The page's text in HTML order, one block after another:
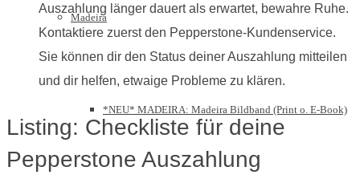
Madeira
*NEU* MADEIRA: Madeira Bildband (Print o. E-Book)
Auszahlung länger dauert als erwartet, bewahre Ruhe.
Kontaktiere zuerst den Pepperstone-Kundenservice.
Sie können dir den Status deiner Auszahlung mitteilen
und dir helfen, etwaige Probleme zu klären.
Listing: Checkliste für deine
Pepperstone Auszahlung